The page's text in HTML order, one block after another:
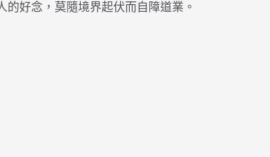
好念，莫隨境界起伏而自障道業。